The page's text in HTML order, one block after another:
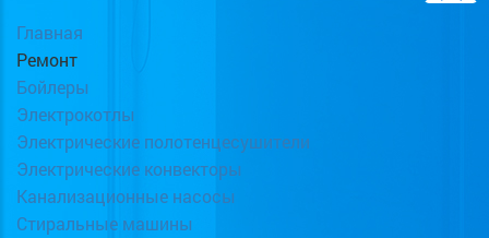
Главная
Ремонт
Бойлеры
Электрокотлы
Электрические полотенцесушители
Электрические конвекторы
Канализационные насосы
Стиральные машины